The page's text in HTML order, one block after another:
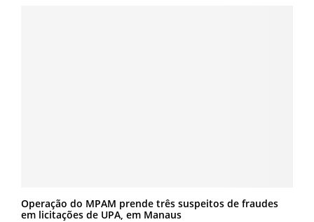
Operação do MPAM prende três suspeitos de fraudes
em licitações de UPA, em Manaus